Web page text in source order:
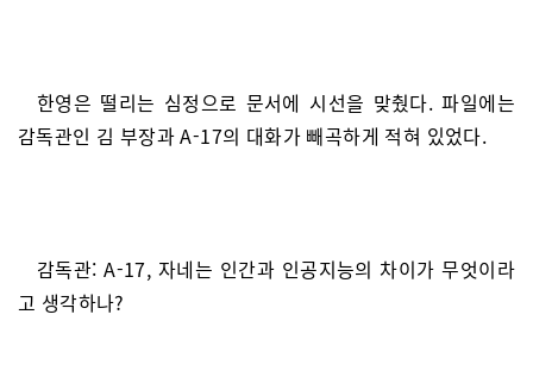
한영은 떨리는 심정으로 문서에 시선을 맞췄다. 파일에는
감독관인 김 부장과 A-17의 대화가 빼곡하게 적혀 있었다.
감독관: A-17, 자네는 인간과 인공지능의 차이가 무엇이라
고 생각하나?